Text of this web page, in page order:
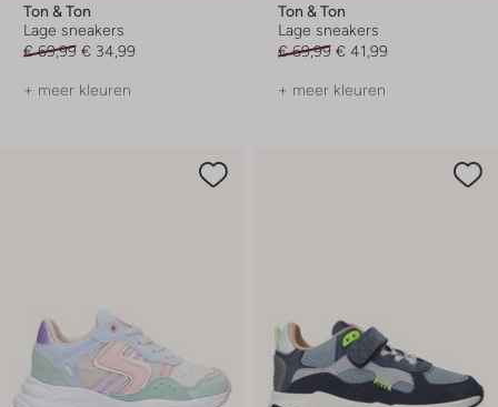
Ton & Ton
Lage sneakers
€ 69,99 € 34,99
+ meer kleuren
Ton & Ton
Lage sneakers
€ 69,99 € 41,99
+ meer kleuren